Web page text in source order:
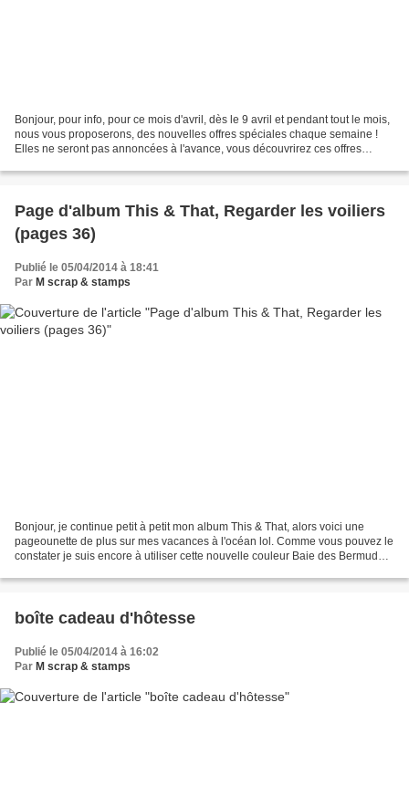
Bonjour, pour info, pour ce mois d'avril, dès le 9 avril et pendant tout le mois,
nous vous proposerons, des nouvelles offres spéciales chaque semaine !
Elles ne seront pas annoncées à l'avance, vous découvrirez ces offres
Page d'album This & That, Regarder les voiliers
(pages 36)
Publié le 05/04/2014 à 18:41
Par M scrap & stamps
Bonjour, je continue petit à petit mon album This & That, alors voici une
pageounette de plus sur mes vacances à l'océan lol. Comme vous pouvez le
constater je suis encore à utiliser cette nouvelle couleur Baie des Bermudes
boîte cadeau d'hôtesse
Publié le 05/04/2014 à 16:02
Par M scrap & stamps